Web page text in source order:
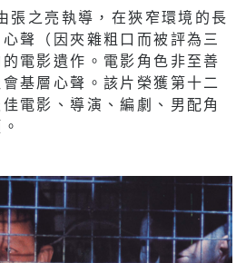
張之亮執導，在狹窄環境的長
聲（因夾雜粗口而被評為三
電影遺作。電影角色非至善
基層心聲。該片榮獲第十二
電影、導演、編劇、男配角